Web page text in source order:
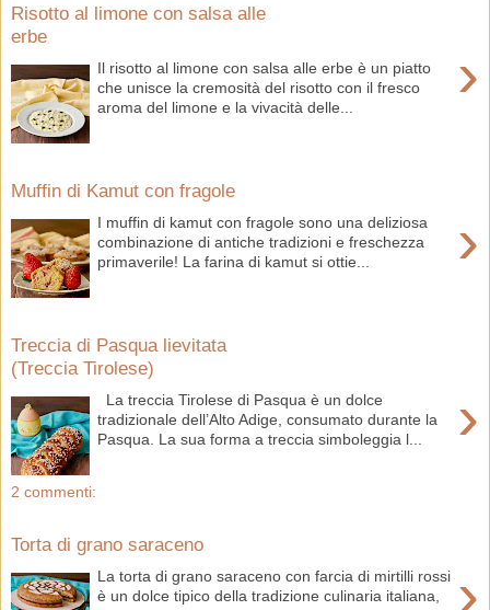
Risotto al limone con salsa alle
erbe
›
Il risotto al limone con salsa alle erbe è un piatto
che unisce la cremosità del risotto con il fresco
aroma del limone e la vivacità delle...
Muffin di Kamut con fragole
›
I muffin di kamut con fragole sono una deliziosa
combinazione di antiche tradizioni e freschezza
primaverile! La farina di kamut si ottie...
Treccia di Pasqua lievitata
(Treccia Tirolese)
›
La treccia Tirolese di Pasqua è un dolce
tradizionale dell’Alto Adige, consumato durante la
Pasqua. La sua forma a treccia simboleggia l...
2 commenti:
Torta di grano saraceno
›
La torta di grano saraceno con farcia di mirtilli rossi
è un dolce tipico della tradizione culinaria italiana,